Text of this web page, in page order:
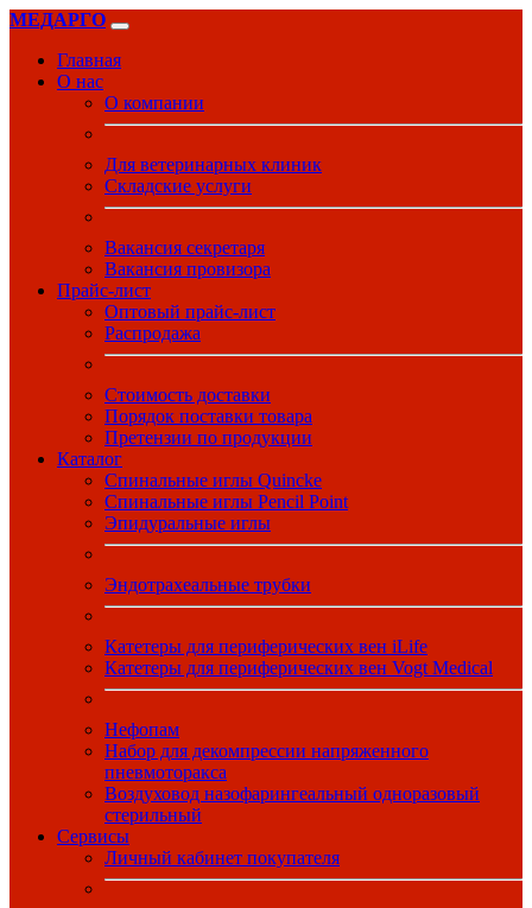
МЕДАРГО
Главная
О нас
О компании
Для ветеринарных клиник
Складские услуги
Вакансия секретаря
Вакансия провизора
Прайс-лист
Оптовый прайс-лист
Распродажа
Стоимость доставки
Порядок поставки товара
Претензии по продукции
Каталог
Спинальные иглы Quincke
Спинальные иглы Pencil Point
Эпидуральные иглы
Эндотрахеальные трубки
Катетеры для периферических вен iLife
Катетеры для периферических вен Vogt Medical
Нефопам
Набор для декомпрессии напряженного
пневмоторакса
Воздуховод назофарингеальный одноразовый
стерильный
Сервисы
Личный кабинет покупателя